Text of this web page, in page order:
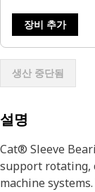
장비 추가
생산 중단됨
설명
Cat® Sleeve
support rotating,
machine